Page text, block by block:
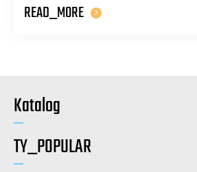
READ_MORE
Katalog
TY_POPULAR